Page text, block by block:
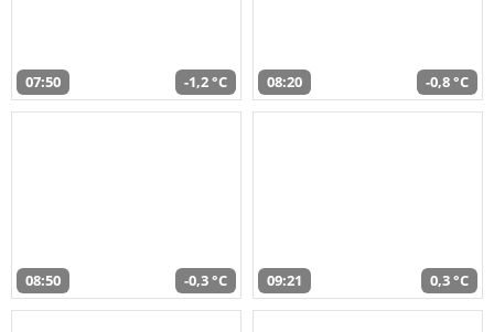
07:50 -1,2 °C 08:20 -0,8 °C
08:50 -0,3 °C 09:21 0,3 °C